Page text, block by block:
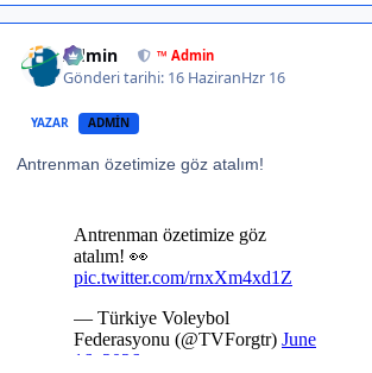
Admin ™ Admin
Gönderi tarihi: 16 HaziranHzr 16
YAZAR ADMIN
Antrenman özetimize göz atalım!